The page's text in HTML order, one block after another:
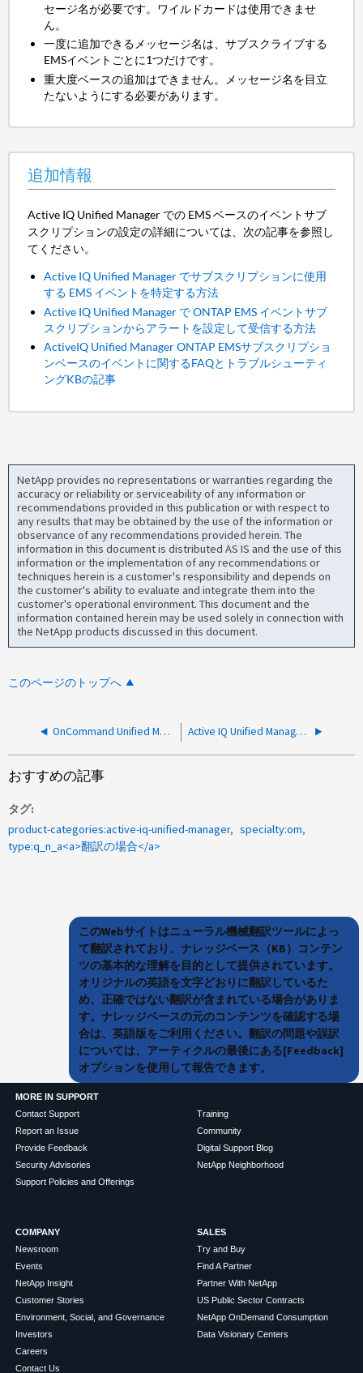
セージ名が必要です。ワイルドカードは使用できませ
ん。
一度に追加できるメッセージ名は、サブスクライブする
EMSイベントごとに1つだけです。
重大度ベースの追加はできません。メッセージ名を目立
たないようにする必要があります。
追加情報
Active IQ Unified Manager での EMS ベースのイベントサブ
スクリプションの設定の詳細については、次の記事を参照し
てください。
Active IQ Unified Manager でサブスクリプションに使用
する EMS イベントを特定する方法
Active IQ Unified Manager で ONTAP EMS イベントサブ
スクリプションからアラートを設定して受信する方法
ActiveIQ Unified Manager ONTAP EMSサブスクリプショ
ンベースのイベントに関するFAQとトラブルシューティ
ングKBの記事
NetApp provides no representations or warranties regarding the
accuracy or reliability or serviceability of any information or
recommendations provided in this publication or with respect to
any results that may be obtained by the use of the information or
observance of any recommendations provided herein. The
information in this document is distributed AS IS and the use of this
information or the implementation of any recommendations or
techniques herein is a customer's responsibility and depends on
the customer's ability to evaluate and integrate them into the
customer's operational environment. This document and the
information contained herein may be used solely in connection with
the NetApp products discussed in this document.
このページのトップへ
OnCommand Unified Manager ではメモリエラーイベントがサポートされますか。 Active IQ Unified Managerでは、Unified ManagerですべてのタイプのNVMeがサポートされていますか。
おすすめの記事
タグ
product-categories:active-iq-unified-manager
specialty:om
type:q_n_a<a>翻訳の場合</a>
このWebサイトはニューラル機械翻訳ツールによっ
て翻訳されており、ナレッジベース（KB）コンテン
ツの基本的な理解を目的として提供されています。
オリジナルの英語を文字どおりに翻訳しているた
め、正確ではない翻訳が含まれている場合がありま
す。ナレッジベースの元のコンテンツを確認する場
合は、英語版をご利用ください。翻訳の問題や誤訳
については、アーティクルの最後にある[Feedback]
オプションを使用して報告できます。
MORE IN SUPPORT
Contact Support
Report an Issue
Provide Feedback
Security Advisories
Support Policies and Offerings
Training
Community
Digital Support Blog
NetApp Neighborhood
COMPANY
Newsroom
Events
NetApp Insight
Customer Stories
Environment, Social, and Governance
Investors
Careers
Contact Us
SALES
Try and Buy
Find A Partner
Partner With NetApp
US Public Sector Contracts
NetApp OnDemand Consumption
Data Visionary Centers